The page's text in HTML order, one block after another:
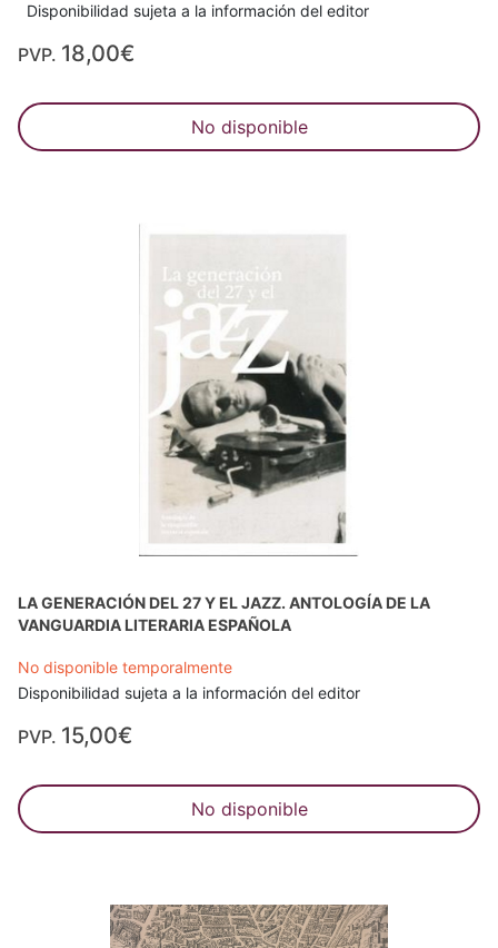
Disponibilidad sujeta a la información del editor
PVP. 18,00€
No disponible
LA GENERACIÓN DEL 27 Y EL JAZZ. ANTOLOGÍA DE LA
VANGUARDIA LITERARIA ESPAÑOLA
No disponible temporalmente
Disponibilidad sujeta a la información del editor
PVP. 15,00€
No disponible